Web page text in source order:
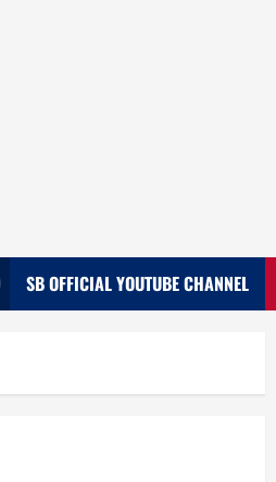
SB OFFICIAL YOUTUBE CHANNEL